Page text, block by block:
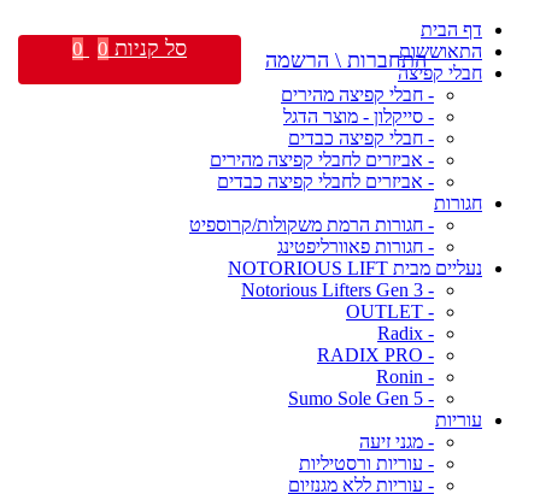
דף הבית
התאוששות
חבלי קפיצה
- חבלי קפיצה מהירים
- סייקלון - מוצר הדגל
- חבלי קפיצה כבדים
- אביזרים לחבלי קפיצה מהירים
- אביזרים לחבלי קפיצה כבדים
חגורות
- חגורות הרמת משקולות/קרוספיט
- חגורות פאוורליפטינג
נעליים מבית NOTORIOUS LIFT
- Notorious Lifters Gen 3
- OUTLET
- Radix
- RADIX PRO
- Ronin
- Sumo Sole Gen 5
עוריות
- מגני זיעה
- עוריות ורסטיליות
- עוריות ללא מגנזיום
התחברות \ הרשמה סל קניות 0
0